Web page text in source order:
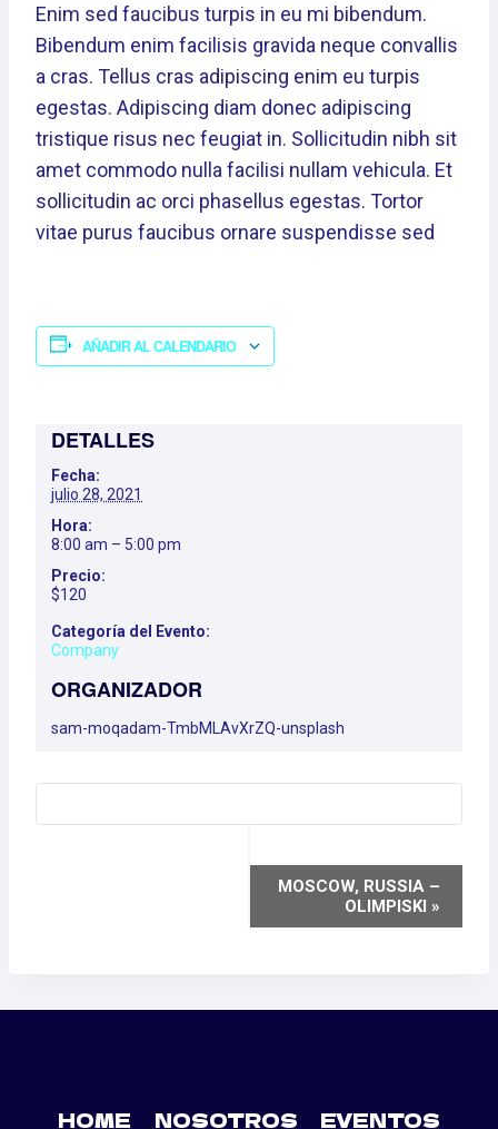
Enim sed faucibus turpis in eu mi bibendum.
Bibendum enim facilisis gravida neque convallis
a cras. Tellus cras adipiscing enim eu turpis
egestas. Adipiscing diam donec adipiscing
tristique risus nec feugiat in. Sollicitudin nibh sit
amet commodo nulla facilisi nullam vehicula. Et
sollicitudin ac orci phasellus egestas. Tortor
vitae purus faucibus ornare suspendisse sed
AÑADIR AL CALENDARIO
DETALLES
Fecha:
julio 28, 2021
Hora:
8:00 am – 5:00 pm
Precio:
$120
Categoría del Evento:
Company
ORGANIZADOR
sam-moqadam-TmbMLAvXrZQ-unsplash
NAVEGACIÓNMOSCOW, RUSSIA –
OLIMPISKI »
HOME NOSOTROS EVENTOS